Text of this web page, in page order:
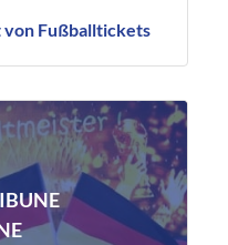
Fußballtickets